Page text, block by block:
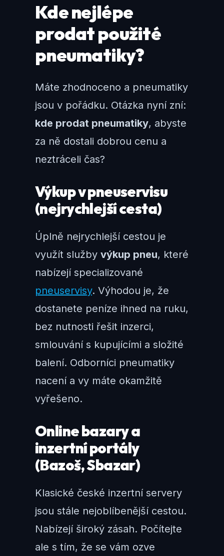
Kde nejlépe
prodat použité
pneumatiky?
Máte zhodnoceno a pneumatiky
jsou v pořádku. Otázka nyní zní:
kde prodat pneumatiky, abyste
za ně dostali dobrou cenu a
neztráceli čas?
Výkup v pneuservisu
(nejrychlejší cesta)
Úplně nejrychlejší cestou je
využít služby výkup pneu, které
nabízejí specializované
pneuservisy. Výhodou je, že
dostanete peníze ihned na ruku,
bez nutnosti řešit inzerci,
smlouvání s kupujícími a složité
balení. Odborníci pneumatiky
nacení a vy máte okamžitě
vyřešeno.
Online bazary a
inzertní portály
(Bazoš, Sbazar)
Klasické české inzertní servery
jsou stále nejoblíbenější cestou.
Nabízejí široký zásah. Počítejte
ale s tím, že se vám ozve